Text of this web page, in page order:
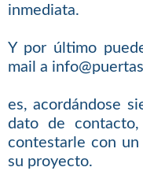
inmediata.
Y por último
mail a
es, acordándose
dato de
contestarle con
su proyecto.